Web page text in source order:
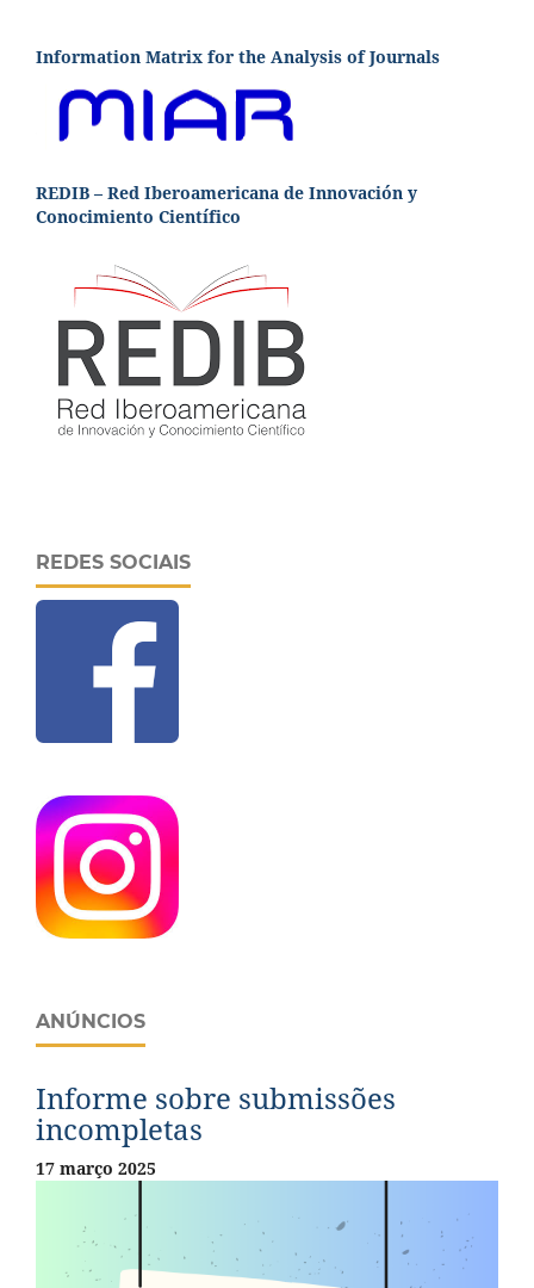
Information Matrix for the Analysis of Journals
REDIB – Red Iberoamericana de Innovación y
Conocimiento Científico
REDES SOCIAIS
ANÚNCIOS
Informe sobre submissões
incompletas
17 março 2025